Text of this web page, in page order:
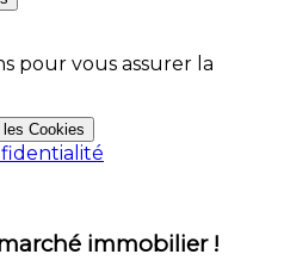
pour vous assurer la
Cookies
immobilier !